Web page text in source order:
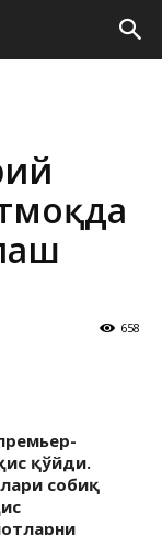
658
қўйди.
собиқ